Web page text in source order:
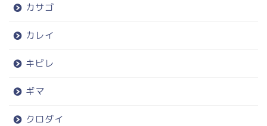
カサゴ
カレイ
キビレ
ギマ
クロダイ